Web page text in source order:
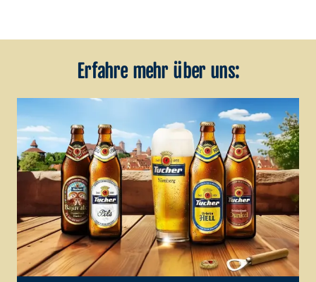
Erfahre mehr über uns: